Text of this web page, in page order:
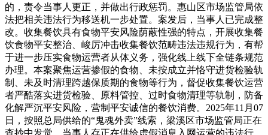
的，责令当事人更正，并做出行政惩罚。惠山区市场监管局依
法把相关违法行为移送机一步处置。案发后，当事人已完成整
改。收集餐饮具有食物平安风险荫蔽性强的特点，开展收集餐
饮食物平安整治、峻厉冲击收集餐饮范畴违法违规行为，有帮
于进一步压实食物运营者从体义务，强化线上线下全链条规范
办理。本案聚焦运营掺假的食物、未按成立并恪守进货检验轨
制、未及时清理跨越保质期的食物等行为，督促收集餐饮运营
者严酷落实进货检验、原料管控、过时食物清理等轨制，防备
化解严沉平安风险，营制平安诚信的餐饮消费。2025年11月07
日，按照总局供给的“鬼魂外卖”线索，梁溪区市场监管局正在
查抄中发觉，当事人存正在供给虚假消息入网运营的违法行